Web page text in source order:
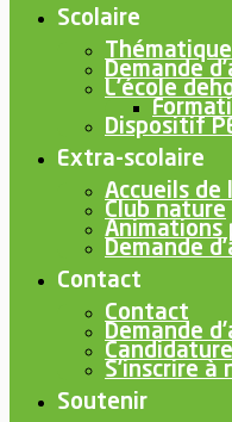
Scolaire
Demande
L’école
Dispositif
Extra-scolaire
Accueils de
Club nature
Animations
Demande
Contact
Contact
Demande
Candidature
S’inscrire
Soutenir